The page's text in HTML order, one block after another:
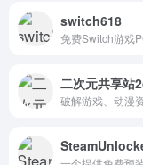
switch618